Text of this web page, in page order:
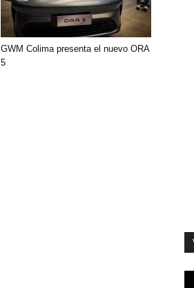
GWM Colima presenta el nuevo ORA
5